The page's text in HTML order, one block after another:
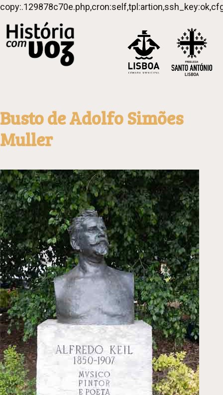
Busto de Adolfo Simões
Muller